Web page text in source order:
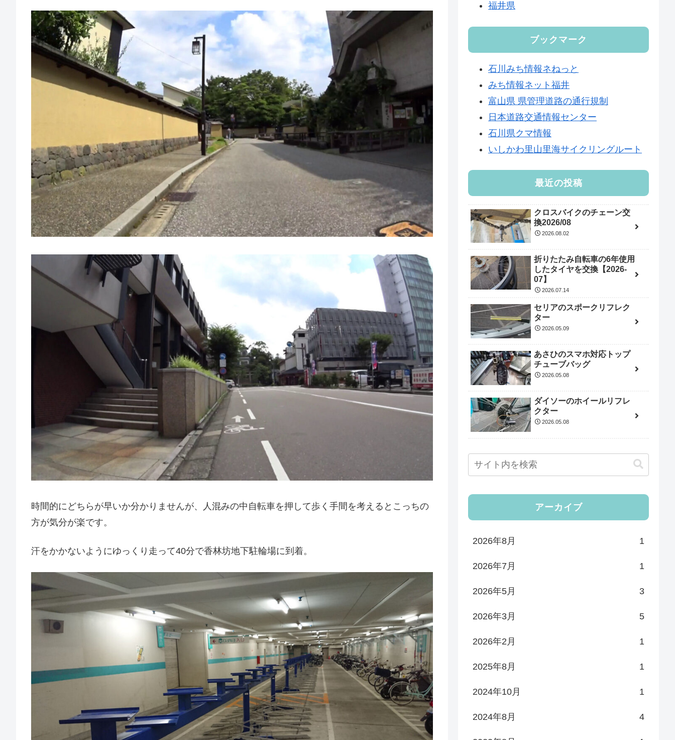
時間的にどちらが早いか分かりませんが、人混みの中自転車を押して歩く手間を考えるとこっちの
方が気分が楽です。
汗をかかないようにゆっくり走って40分で香林坊地下駐輪場に到着。
福井県
ブックマーク
石川みち情報ネねっと
みち情報ネット福井
富山県 県管理道路の通行規制
日本道路交通情報センター
石川県クマ情報
いしかわ里山里海サイクリングルート
最近の投稿
クロスバイクのチェーン交
換2026/08
2026.08.02
折りたたみ自転車の6年使用
したタイヤを交換【2026-
07】
2026.07.14
セリアのスポークリフレク
ター
2026.05.09
あさひのスマホ対応トップ
チューブバッグ
2026.05.08
ダイソーのホイールリフレ
クター
2026.05.08
アーカイブ
2026年8月 1
2026年7月 1
2026年5月 3
2026年3月 5
2026年2月 1
2025年8月 1
2024年10月 1
2024年8月 4